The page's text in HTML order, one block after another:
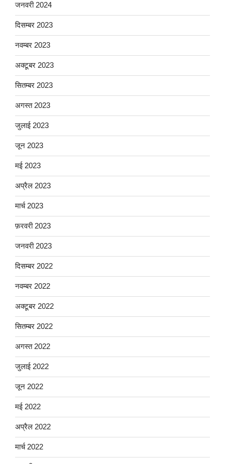
जनवरी 2024
दिसम्बर 2023
नवम्बर 2023
अक्टूबर 2023
सितम्बर 2023
अगस्त 2023
जुलाई 2023
जून 2023
मई 2023
अप्रैल 2023
मार्च 2023
फ़रवरी 2023
जनवरी 2023
दिसम्बर 2022
नवम्बर 2022
अक्टूबर 2022
सितम्बर 2022
अगस्त 2022
जुलाई 2022
जून 2022
मई 2022
अप्रैल 2022
मार्च 2022